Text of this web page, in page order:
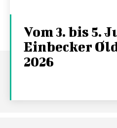
Vom 3. bis 5.
Einbecker
2026